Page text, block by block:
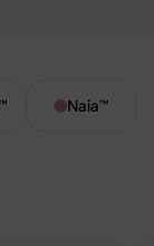
™ Naia™